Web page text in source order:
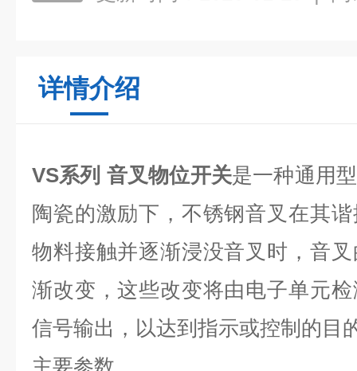
详情介绍
VS系列 音叉物位开关是一种通用
陶瓷的激励下，不锈钢音叉在其
物料接触并逐渐浸没音叉时，音
渐改变，这些改变将由电子单元
信号输出，以达到指示或控制的目
主要参数